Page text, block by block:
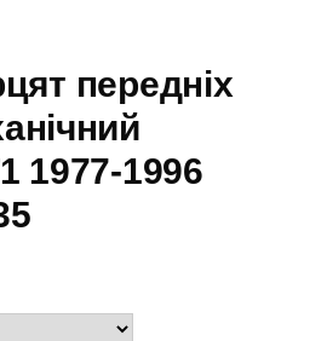
передніх
1977-1996